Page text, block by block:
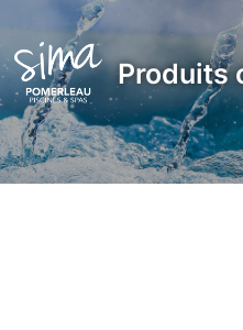
Produits